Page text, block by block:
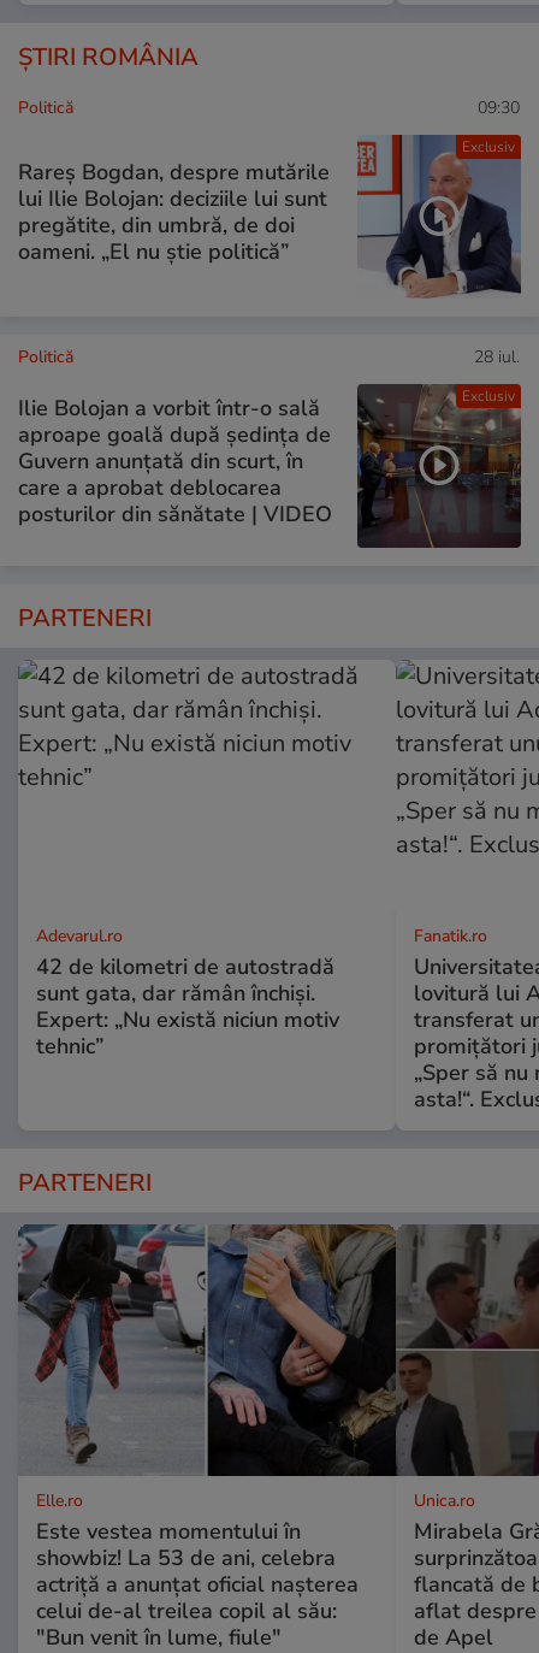
ȘTIRI ROMÂNIA
Exclusiv
Politică 09:30
Rareș Bogdan, despre mutările
lui Ilie Bolojan: deciziile lui sunt
pregătite, din umbră, de doi
oameni. „El nu știe politică”
Exclusiv
Politică 28 iul.
Ilie Bolojan a vorbit într-o sală
aproape goală după ședința de
Guvern anunțată din scurt, în
care a aprobat deblocarea
posturilor din sănătate | VIDEO
PARTENERI
Adevarul.ro
42 de kilometri de autostradă
sunt gata, dar rămân închiși.
Expert: „Nu există niciun motiv
tehnic”
Fanatik.ro
lovitură lui
transferat
promițători
„Sper să
asta!“.
PARTENERI
Elle.ro
Este vestea momentului în
showbiz! La 53 de ani, celebra
actriță a anunțat oficial nașterea
celui de-al treilea copil al său:
"Bun venit în lume, fiule"
Unica.ro
Mirabela
flancată de
aflat
de Apel